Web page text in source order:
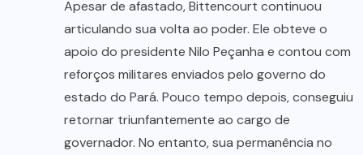
Apesar de afastado, Bittencourt continuou
articulando sua volta ao poder. Ele obteve o
apoio do presidente Nilo Peçanha e contou com
reforços militares enviados pelo governo do
estado do Pará. Pouco tempo depois, conseguiu
retornar triunfantemente ao cargo de
governador. No entanto, sua permanência no